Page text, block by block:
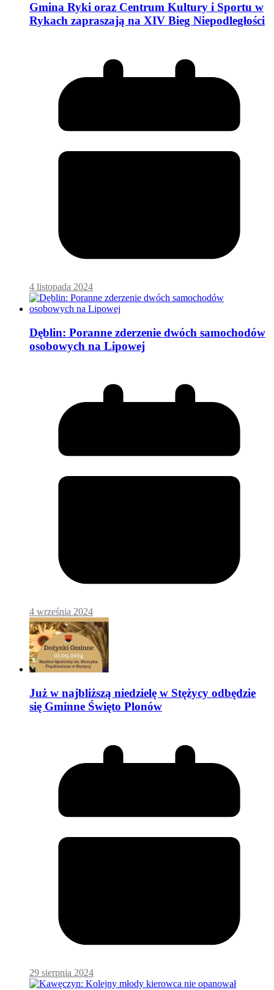
Gmina Ryki oraz Centrum Kultury i Sportu w
Rykach zapraszają na XIV Bieg Niepodległości
4 listopada 2024
Dęblin: Poranne zderzenie dwóch samochodów
osobowych na Lipowej
4 września 2024
Już w najbliższą niedzielę w Stężycy odbędzie
się Gminne Święto Plonów
29 sierpnia 2024